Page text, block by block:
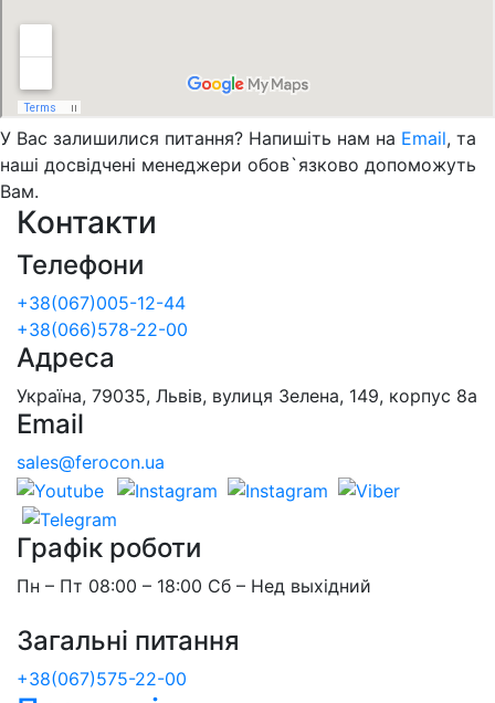
У Вас залишилися питання? Напишіть нам на Email, та
наші досвідчені менеджери обов`язково допоможуть
Вам.
Контакти
Телефони
+38(067)005-12-44
+38(066)578-22-00
Адреса
Україна, 79035, Львів, вулиця Зелена, 149, корпус 8а
Email
sales@ferocon.ua
Графік роботи
Пн – Пт 08:00 – 18:00 Сб – Нед выхідний
Загальні питання
+38(067)575-22-00